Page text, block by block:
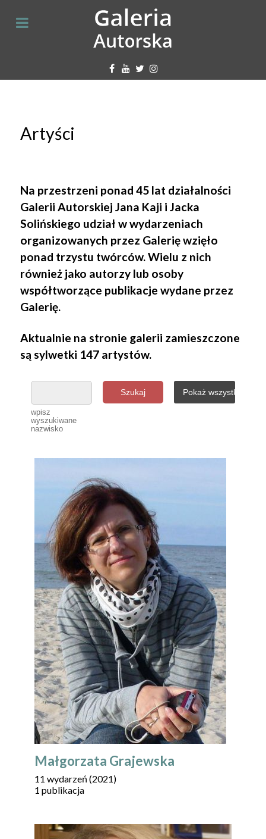
Artyści
Na przestrzeni ponad 45 lat działalności
Galerii Autorskiej Jana Kaji i Jacka
Solińskiego udział w wydarzeniach
organizowanych przez Galerię wzięło
ponad trzystu twórców. Wielu z nich
również jako autorzy lub osoby
współtworzące publikacje wydane przez
Galerię.
Aktualnie na stronie galerii zamieszczone
są sylwetki 147 artystów.
wpisz
wyszukiwane
nazwisko
Szukaj Pokaż wszystkich
Małgorzata Grajewska
11 wydarzeń (2021)
1 publikacja